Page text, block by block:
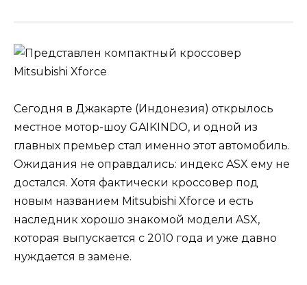
Сегодня в Джакарте (Индонезия) открылось
местное мотор-шоу GAIKINDO, и одной из
главных премьер стал именно этот автомобиль.
Ожидания не оправдались: индекс ASX ему не
достался. Хотя фактически кроссовер под
новым названием Mitsubishi Xforce и есть
наследник хорошо знакомой модели ASX,
которая выпускается с 2010 года и уже давно
нуждается в замене.